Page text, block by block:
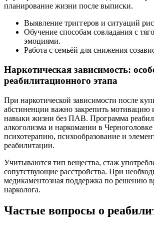
планирование жизни после выписки.
Выявление триггеров и ситуаций
Обучение способам совладания с
эмоциями.
Работа с семьёй для снижения
Наркотическая зависимость:
реабилитационного этапа
При наркотической зависимости после
абстиненции важно закрепить мотивацию
навыки жизни без ПАВ. Программа
алкоголизма и наркомании в
психотерапию, психообразование и
реабилитации.
Учитываются тип вещества, стаж
сопутствующие расстройства. При
медикаментозная поддержка по решению
нарколога.
Частые вопросы о